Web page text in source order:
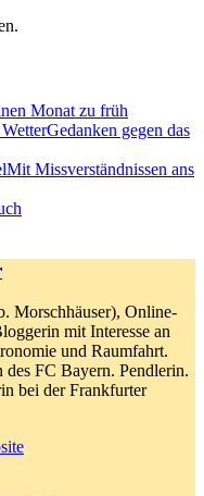
Monat zu früh
Gedanken gegen das
Mit Missverständnissen ans
Morschhäuser), Online-
mit Interesse an
und Raumfahrt.
FC Bayern. Pendlerin.
bei der Frankfurter